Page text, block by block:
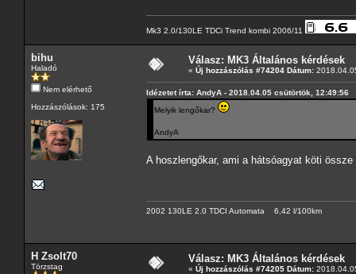
Mk3 2.0/130LE TDCi Trend kombi 2006/11
bihu
Haladó
Nem elérhető
Hozzászólások: 175
Válasz: MK3 Általános kérdések
« Új hozzászólás #74204 Dátum:
Idézetet írta: AndyA - 2018.04.05 csütörtök, 12:49:56
Melyik lengőkar?
AndyA
A hoszlengőkar, ami a hátsóagyat köti
2002 130LE 2.0 TDCI Automata 6,42 l/100km
H Zsolt70
Törzstag
Válasz: MK3 Általános kérdések
« Új hozzászólás #74205 Dátum: